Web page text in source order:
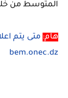
المتوسط من
هام:
bem.onec.dz